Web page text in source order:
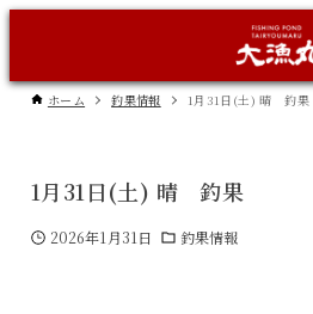
ホーム 釣果情報 1月31日(土) 晴 釣果
1月31日(土) 晴 釣果
2026年1月31日 釣果情報